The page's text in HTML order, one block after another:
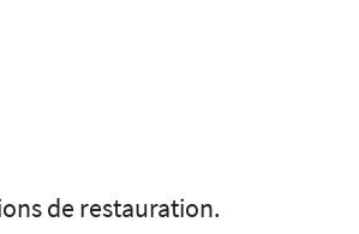
de restauration.